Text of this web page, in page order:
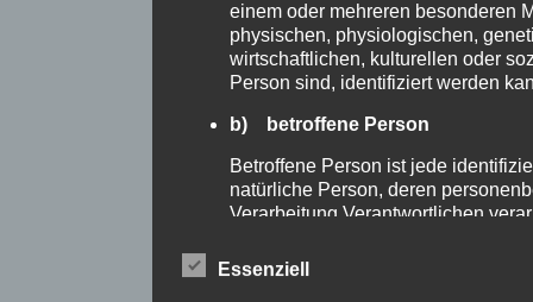
einem oder mehreren besonderen
physischen, physiologischen,
wirtschaftlichen, kulturellen oder
Person sind, identifiziert werden
b) betroffene Person
Betroffene Person ist jede
natürliche Person, deren
Verarbeitung Verantwortlichen
Essenziell